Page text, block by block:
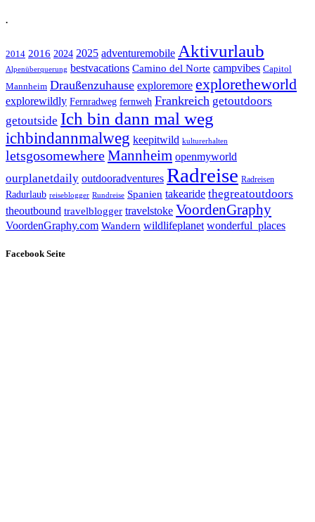
.
2014 2016 2024 2025 adventuremobile Aktivurlaub
Alpenüberquerung bestvacations Camino del Norte campvibes Capitol
Mannheim Draußenzuhause exploremore exploretheworld
explorewildly Fernradweg fernweh Frankreich getoutdoors
getoutside Ich bin dann mal weg
ichbindannmalweg keepitwild kulturerhalten
letsgosomewhereMannheim openmyworld
ourplanetdaily outdooradventures Radreise Radreisen
Radurlaub reiseblogger Rundreise Spanien takearide thegreatoutdoors
theoutbound travelblogger travelstoke VoordenGraphy
VoordenGraphy.com Wandern wildlifeplanet wonderful_places
Facebook Seite